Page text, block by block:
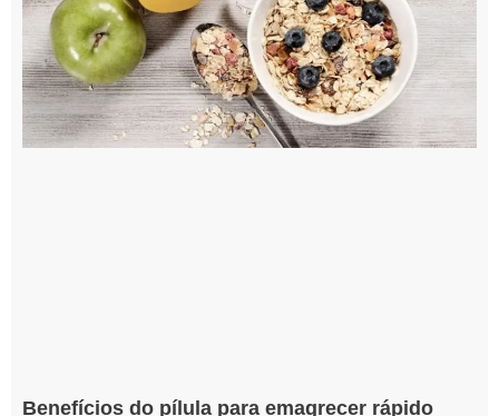
Benefícios do pílula para emagrecer rápido